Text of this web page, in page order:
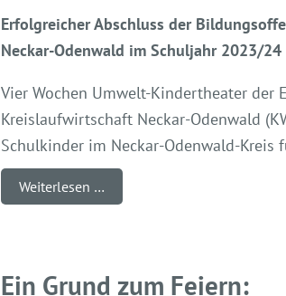
Erfolgreicher Abschluss der
Neckar-Odenwald im Schuljahr 2023/24
Vier Wochen Umwelt-Kindertheater der
Kreislaufwirtschaft Neckar-Odenwald
Schulkinder im Neckar-Odenwald-
Weiterlesen …
Ein Grund zum Feiern: